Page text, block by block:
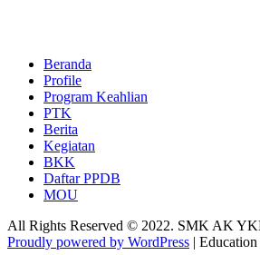
Beranda
Profile
Program Keahlian
PTK
Berita
Kegiatan
BKK
Daftar PPDB
MOU
All Rights Reserved © 2022. SMK AK
Proudly powered by WordPress |